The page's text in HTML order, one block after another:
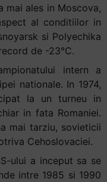
mai ales in Moscova,
al conditiilor in
si Polyechika
de -23°C.
intern a
nationale. In 1974,
la un turneu in
in fata Romaniei.
mai tarziu, sovieticii
Cehoslovaciei.
ului a inceput sa se
intre 1985 si 1990